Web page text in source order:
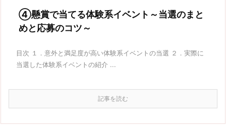
④懸賞で当てる体験系イベント～当選のまと
めと応募のコツ～
目次 １．意外と満足度が高い体験系イベントの当選 ２．実際に
当選した体験系イベントの紹介 ...
記事を読む